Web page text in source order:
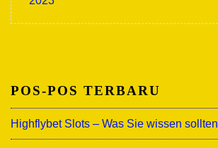
POS-POS TERBARU
Highflybet Slots – Was Sie wissen sollten